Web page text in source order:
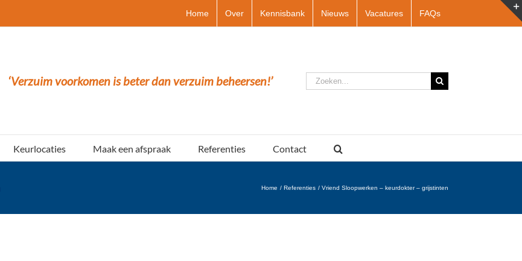
Home Over Kennisbank Nieuws Vacatures FAQs
‘Verzuim voorkomen is beter dan verzuim beheersen!’
Zoeken
naar:
Keurlocaties Maak een afspraak Referenties Contact
Home Referenties Vriend Sloopwerken – keurdokter – grijstinten